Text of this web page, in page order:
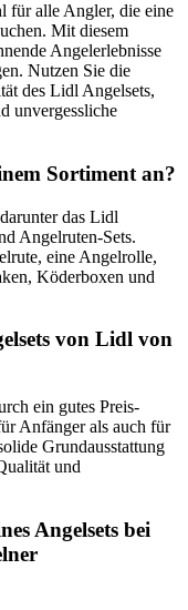
für alle Angler, die eine
Mit diesem
Angelerlebnisse
Nutzen Sie die
des Lidl Angelsets,
unvergessliche
Sortiment an?
das Lidl
Angelruten-Sets.
eine Angelrolle,
Köderboxen und
von Lidl von
ein gutes Preis-
Anfänger als auch für
Grundausstattung
und
Angelsets bei